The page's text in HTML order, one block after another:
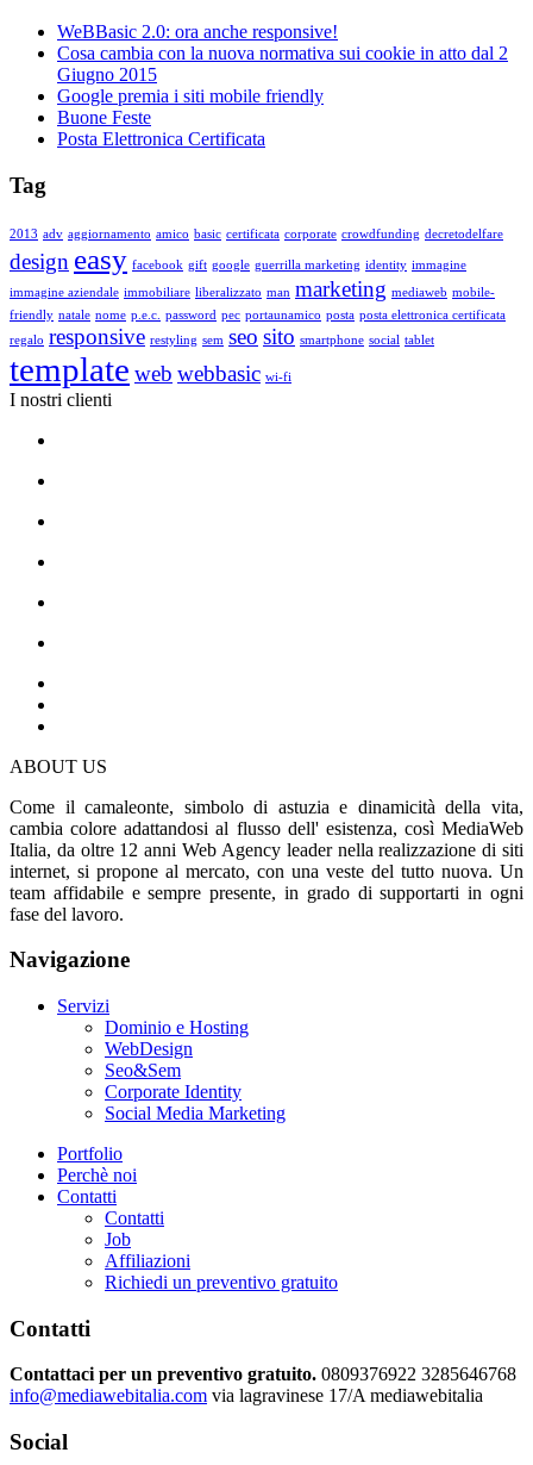
WeBBasic 2.0: ora anche responsive!
Cosa cambia con la nuova normativa sui cookie in atto dal 2
Giugno 2015
Google premia i siti mobile friendly
Buone Feste
Posta Elettronica Certificata
Tag
2013 adv aggiornamento amico basic certificata corporate crowdfunding decretodelfare
design easy facebook gift google guerrilla marketing identity immagine
immagine aziendale immobiliare liberalizzato man marketing mediaweb mobile-
friendly natale nome p.e.c. password pec portaunamico posta posta elettronica certificata
regalo responsive restyling sem seo sito smartphone social tablet
template web webbasic wi-fi
I nostri clienti
ABOUT US
Come il camaleonte, simbolo di astuzia e dinamicità della vita,
cambia colore adattandosi al flusso dell' esistenza, così MediaWeb
Italia, da oltre 12 anni Web Agency leader nella realizzazione di siti
internet, si propone al mercato, con una veste del tutto nuova. Un
team affidabile e sempre presente, in grado di supportarti in ogni
fase del lavoro.
Navigazione
Servizi
Dominio e Hosting
WebDesign
Seo&Sem
Corporate Identity
Social Media Marketing
Portfolio
Perchè noi
Contatti
Contatti
Job
Affiliazioni
Richiedi un preventivo gratuito
Contatti
Contattaci per un preventivo gratuito. 0809376922 3285646768
info@mediawebitalia.com via lagravinese 17/A mediawebitalia
Social